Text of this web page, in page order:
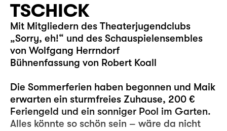
TSCHICK
Mit Mitgliedern des Theaterjugendclubs
„Sorry, eh!“ und des Schauspielensembles
von Wolfgang Herrndorf
Bühnenfassung von Robert Koall
Die Sommerferien haben begonnen und Maik
erwarten ein sturmfreies Zuhause, 200 €
Feriengeld und ein sonniger Pool im Garten.
Alles könnte so schön sein – wäre da nicht